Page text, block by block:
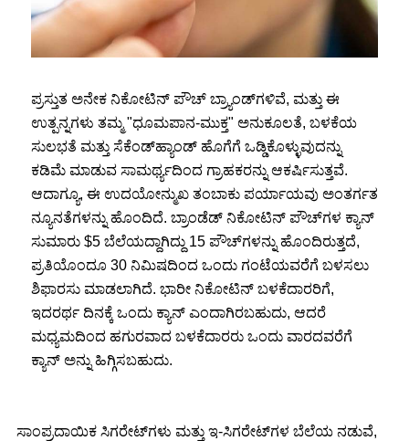
ಪ್ರಸ್ತುತ ಅನೇಕ ನಿಕೋಟಿನ್ ಪೌಚ್ ಬ್ರ್ಯಾಂಡ್‌ಗಳಿವೆ, ಮತ್ತು ಈ
ಉತ್ಪನ್ನಗಳು ತಮ್ಮ "ಧೂಮಪಾನ-ಮುಕ್ತ" ಅನುಕೂಲತೆ, ಬಳಕೆಯ
ಸುಲಭತೆ ಮತ್ತು ಸೆಕೆಂಡ್‌ಹ್ಯಾಂಡ್ ಹೊಗೆಗೆ ಒಡ್ಡಿಕೊಳ್ಳುವುದನ್ನು
ಕಡಿಮೆ ಮಾಡುವ ಸಾಮರ್ಥ್ಯದಿಂದ ಗ್ರಾಹಕರನ್ನು ಆಕರ್ಷಿಸುತ್ತವೆ.
ಆದಾಗ್ಯೂ, ಈ ಉದಯೋನ್ಮುಖ ತಂಬಾಕು ಪರ್ಯಾಯವು ಅಂತರ್ಗತ
ನ್ಯೂನತೆಗಳನ್ನು ಹೊಂದಿದೆ. ಬ್ರಾಂಡೆಡ್ ನಿಕೋಟಿನ್ ಪೌಚ್‌ಗಳ ಕ್ಯಾನ್
ಸುಮಾರು $5 ಬೆಲೆಯದ್ದಾಗಿದ್ದು 15 ಪೌಚ್‌ಗಳನ್ನು ಹೊಂದಿರುತ್ತದೆ,
ಪ್ರತಿಯೊಂದೂ 30 ನಿಮಿಷದಿಂದ ಒಂದು ಗಂಟೆಯವರೆಗೆ ಬಳಸಲು
ಶಿಫಾರಸು ಮಾಡಲಾಗಿದೆ. ಭಾರೀ ನಿಕೋಟಿನ್ ಬಳಕೆದಾರರಿಗೆ,
ಇದರರ್ಥ ದಿನಕ್ಕೆ ಒಂದು ಕ್ಯಾನ್ ಎಂದಾಗಿರಬಹುದು, ಆದರೆ
ಮಧ್ಯಮದಿಂದ ಹಗುರವಾದ ಬಳಕೆದಾರರು ಒಂದು ವಾರದವರೆಗೆ
ಕ್ಯಾನ್ ಅನ್ನು ಹಿಗ್ಗಿಸಬಹುದು.
ಸಾಂಪ್ರದಾಯಿಕ ಸಿಗರೇಟ್‌ಗಳು ಮತ್ತು ಇ-ಸಿಗರೇಟ್‌ಗಳ ಬೆಲೆಯ ನಡುವೆ,